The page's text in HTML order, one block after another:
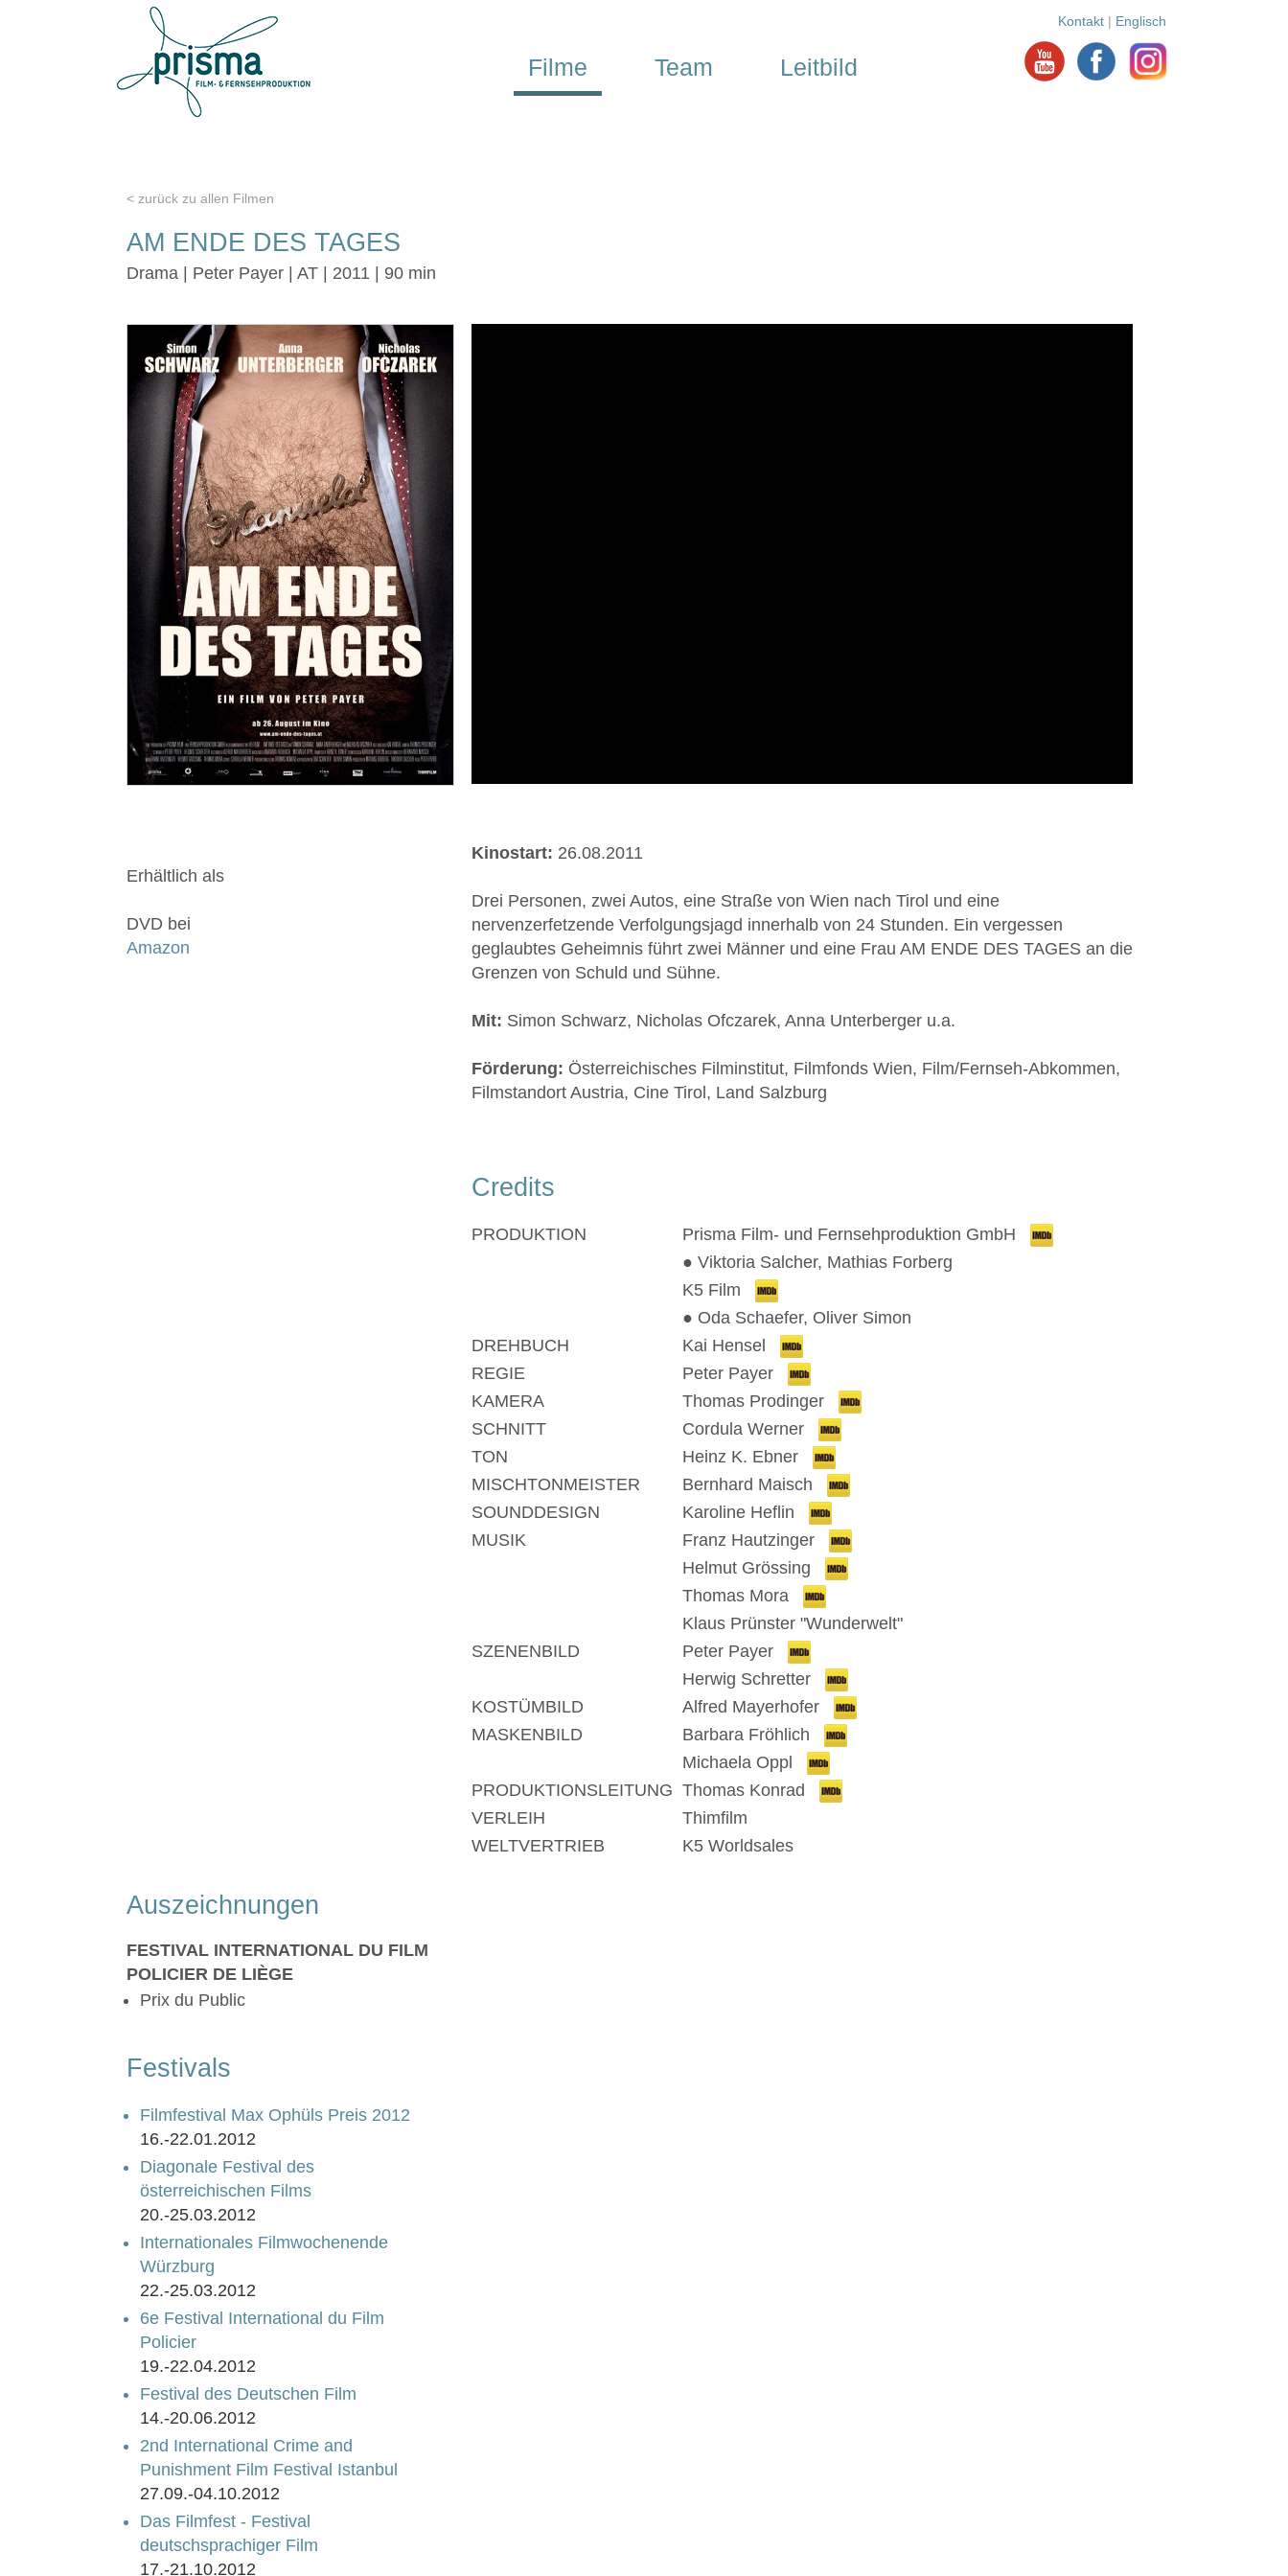
Filme Team Leitbild
Kontakt | Englisch
< zurück zu allen Filmen
AM ENDE DES TAGES
Drama | Peter Payer | AT | 2011 | 90 min
Erhältlich als
DVD bei
Amazon
Kinostart: 26.08.2011
Drei Personen, zwei Autos, eine Straße von Wien nach Tirol und eine
nervenzerfetzende Verfolgungsjagd innerhalb von 24 Stunden. Ein vergessen
geglaubtes Geheimnis führt zwei Männer und eine Frau AM ENDE DES TAGES an die
Grenzen von Schuld und Sühne.
Mit: Simon Schwarz, Nicholas Ofczarek, Anna Unterberger u.a.
Förderung: Österreichisches Filminstitut, Filmfonds Wien, Film/Fernseh-Abkommen,
Filmstandort Austria, Cine Tirol, Land Salzburg
Credits
PRODUKTION
Prisma Film- und Fernsehproduktion GmbH
● Viktoria Salcher, Mathias Forberg
K5 Film
● Oda Schaefer, Oliver Simon
DREHBUCH
Kai Hensel
REGIE
Peter Payer
KAMERA
Thomas Prodinger
SCHNITT
Cordula Werner
TON
Heinz K. Ebner
MISCHTONMEISTER
Bernhard Maisch
SOUNDDESIGN
Karoline Heflin
MUSIK
Franz Hautzinger
Helmut Grössing
Thomas Mora
Klaus Prünster "Wunderwelt"
SZENENBILD
Peter Payer
Herwig Schretter
KOSTÜMBILD
Alfred Mayerhofer
MASKENBILD
Barbara Fröhlich
Michaela Oppl
PRODUKTIONSLEITUNG Thomas Konrad
VERLEIH
Thimfilm
WELTVERTRIEB
K5 Worldsales
Auszeichnungen
FESTIVAL INTERNATIONAL DU FILM
POLICIER DE LIÈGE
Prix du Public
Festivals
Filmfestival Max Ophüls Preis 2012
16.-22.01.2012
Diagonale Festival des
österreichischen Films
20.-25.03.2012
Internationales Filmwochenende
Würzburg
22.-25.03.2012
6e Festival International du Film
Policier
19.-22.04.2012
Festival des Deutschen Film
14.-20.06.2012
2nd International Crime and
Punishment Film Festival Istanbul
27.09.-04.10.2012
Das Filmfest - Festival
deutschsprachiger Film
17.-21.10.2012